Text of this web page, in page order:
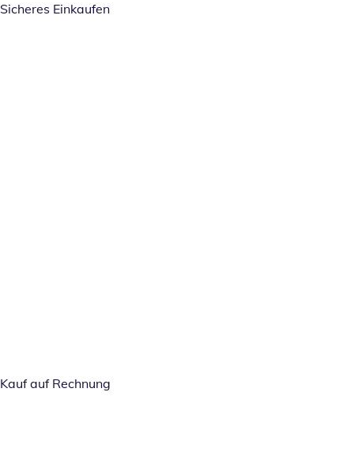
Sicheres Einkaufen
Kauf auf Rechnung